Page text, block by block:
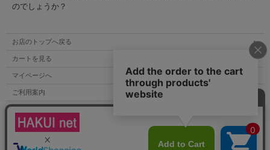
のでしょうか？
お店のトップへ戻る
カートを見る
マイページへ
ご利用案内
特定商取引法表示
個人情報の取扱い
サイトマップ